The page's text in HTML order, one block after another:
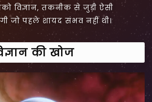
विज्ञान, तकनीक से जुड़ी ऐसी
जो पहले शायद संभव नहीं थी।
की खोज